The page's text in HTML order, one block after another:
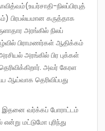
நிலப்பிரபுத்
பிரபல்யமான கருத்தாக
அரங்கில் நிலப்
பிராமணர்கள் ஆதிக்கம்
அரங்கில் பிர புக்கள்
அவர் கேரள
ஆய்வாக தெரிவிப்பது
மட்டுமோ புரிந்து